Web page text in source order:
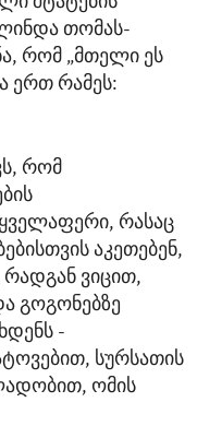
თომას-
რომ „მთელი ეს
ერთ რამეს:
რომ
რასაც
აკეთებენ,
ვიცით,
გოგონებზე
-
სურსათის
ომის